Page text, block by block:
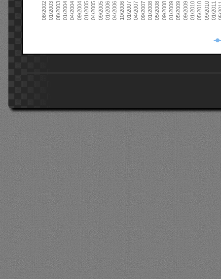
08/200201/200308/200301/200404/200409/200401/200504/200509/200501/200604/200610/200601/200704/200709/200701/200805/200809/200801/200905/200909/200901/201005/201009/201001/2011